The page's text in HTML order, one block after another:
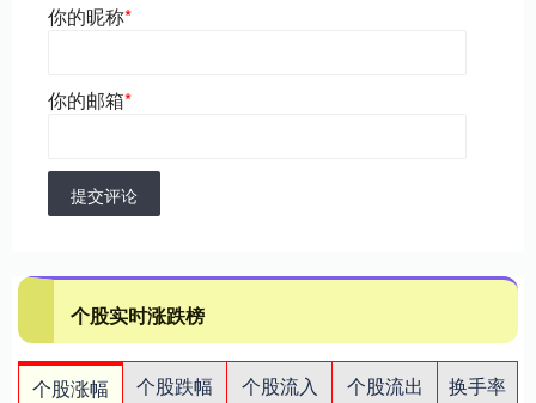
你的昵称*
你的邮箱*
提交评论
个股实时涨跌榜
个股涨幅 个股跌幅 个股流入 个股流出
换手率